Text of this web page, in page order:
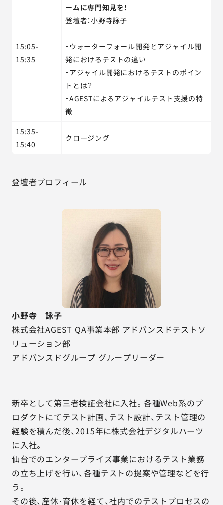
15:05-
15:35
ームに専門知見を！
登壇者：小野寺詠子
・ウォーターフォール開発とアジャイル開
発におけるテストの違い
・アジャイル開発におけるテストのポイン
トとは？
・AGESTによるアジャイルテスト支援の特
徴
15:35-
15:40
クロージング
登壇者プロフィール
小野寺 詠子
株式会社AGEST QA事業本部 アドバンスドテストソ
リューション部
アドバンスドグループ グループリーダー
新卒として第三者検証会社に入社。各種Web系のプ
ロダクトにてテスト計画、テスト設計、テスト管理の
経験を積んだ後、2015年に株式会社デジタルハーツ
に入社。
仙台でのエンタープライズ事業におけるテスト業務
の立ち上げを行い、各種テストの提案や管理などを行
う。
その後、産休・育休を経て、社内でのテストプロセスの